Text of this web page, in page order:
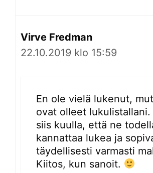
Virve Fredman
22.10.2019 klo 15:59
En ole vielä lukenut,
ovat olleet lukulistallani.
siis kuulla, että ne
kannattaa lukea ja
täydellisesti varmasti
Kiitos, kun sanoit.